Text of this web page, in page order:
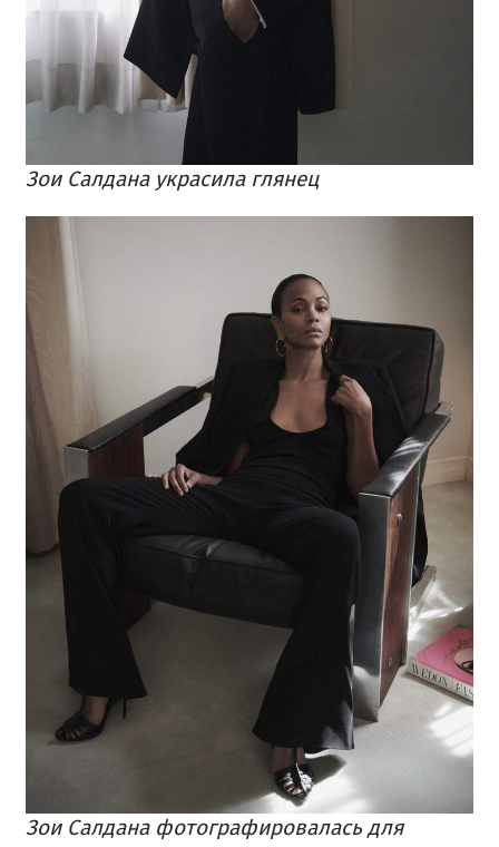
Зои Салдана украсила глянец
Зои Салдана фотографировалась для